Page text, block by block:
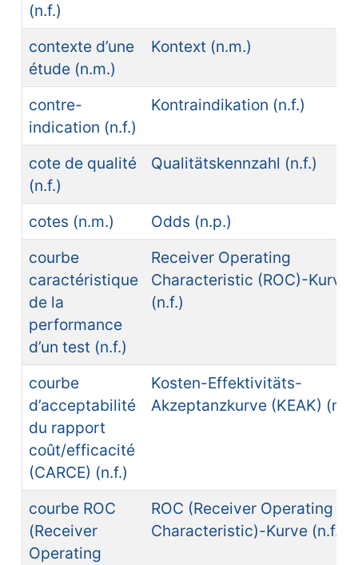
(n.f.)
contexte d’une
étude (n.m.)
Kontext (n.m.)
contre-
indication (n.f.)
Kontraindikation (n.f.)
cote de qualité
(n.f.)
Qualitätskennzahl (n.f.)
cotes (n.m.)
Odds (n.p.)
courbe
caractéristique
de la
performance
d’un test (n.f.)
Receiver Operating
Characteristic (ROC)-Kurve
(n.f.)
courbe
d’acceptabilité
du rapport
coût/efficacité
(CARCE) (n.f.)
Kosten-Effektivitäts-
Akzeptanzkurve (KEAK) (n.f.)
courbe ROC
(Receiver
Operating
ROC (Receiver Operating
Characteristic)-Kurve (n.f.)